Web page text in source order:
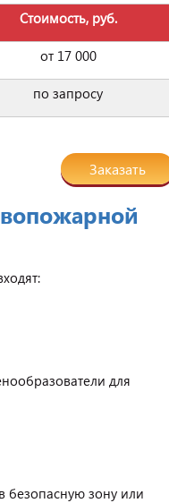
Стоимость, руб.
от 17 000
по запросу
Заказать
для
безопасную зону или
от ООО "Пирамит".